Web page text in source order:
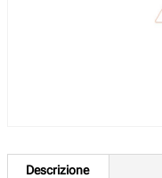
Descrizione